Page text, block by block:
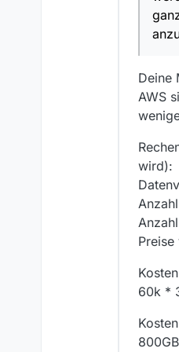
Deine
AWS
wird):
60k *